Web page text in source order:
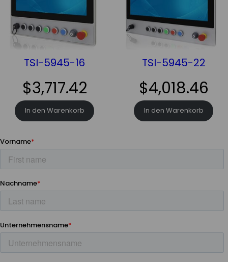
TSI-5945-16
$3,717.42
In den Warenkorb
TSI-5945-22
$4,018.46
In den Warenkorb